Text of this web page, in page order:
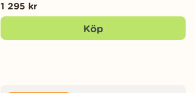
1 295 kr
Köp